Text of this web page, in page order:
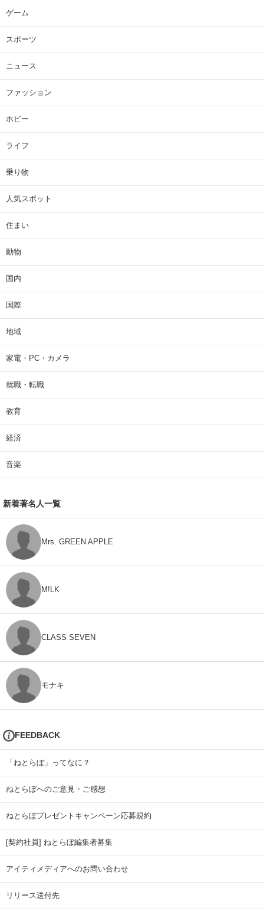
ゲーム
スポーツ
ニュース
ファッション
ホビー
ライフ
乗り物
人気スポット
住まい
動物
国内
国際
地域
家電・PC・カメラ
就職・転職
教育
経済
音楽
新着著名人一覧
Mrs. GREEN APPLE
M!LK
CLASS SEVEN
モナキ
FEEDBACK
「ねとらぼ」ってなに？
ねとらぼへのご意見・ご感想
ねとらぼプレゼントキャンペーン応募規約
[契約社員] ねとらぼ編集者募集
アイティメディアへのお問い合わせ
リリース送付先